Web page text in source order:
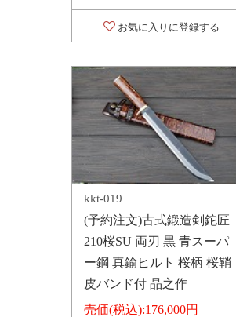
お気に入りに登録する
kkt-019
(予約注文)古式鍛造剣鉈匠
210桜SU 両刃 黒 青スーパ
ー鋼 真鍮ヒルト 桜柄 桜鞘
皮バンド付 晶之作
売価(税込):176,000円